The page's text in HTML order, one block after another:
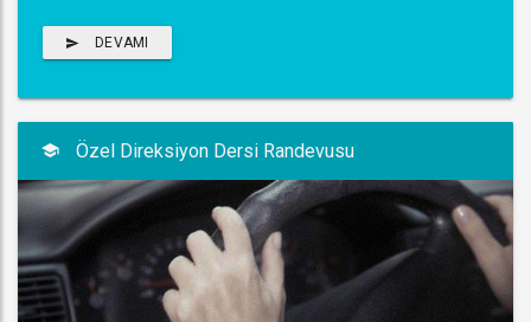
DEVAMI
Özel Direksiyon Dersi Randevusu